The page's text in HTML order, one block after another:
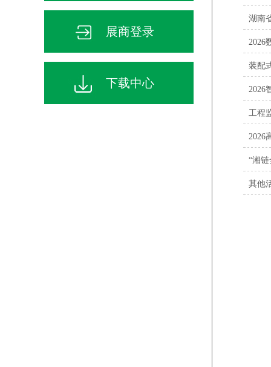
展商登录
下载中心
湖南
2026
装配
2026
工程
2026
“湘
其他